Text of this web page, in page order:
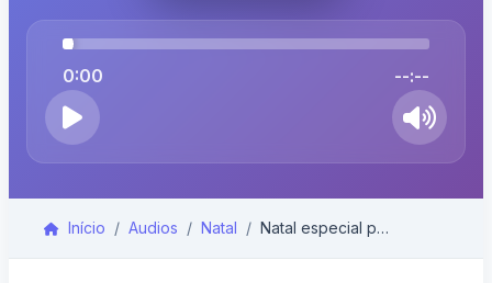
0:00 --:--
Início Audios Natal Natal especial para o Tio: Mensagem carinhosa! - V...